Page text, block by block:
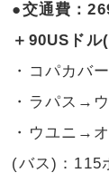
●交通費：
＋90USド
・コパカバ
・ラパス→
・ウユニ→
(バス)：115